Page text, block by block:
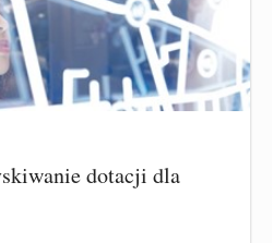
dotacji dla